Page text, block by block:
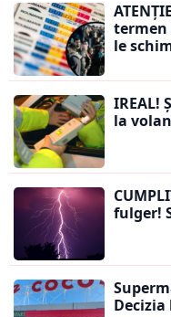
termen
le
IREAL!
la
fulger!